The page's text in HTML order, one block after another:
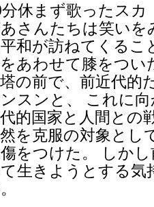
休まず歌ったス
さんたちは笑いを
和が訪ねてくるこ
あわせて膝をつい
の前で、前近代的
スンと、 これに
的国家と人間との
を克服の対象とし
をつけた。 しか
生きようとする気